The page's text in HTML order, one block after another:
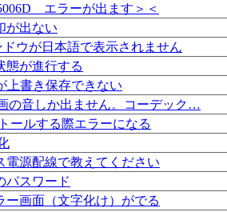
エラーが出ます＞＜
が出ない
ドウが日本語で表示されません
態が進行する
上書き保存できない
の音しか出ません。コーデック…
ールする際エラーになる
電源配線で教えてください
パスワード
ー画面（文字化け）がでる